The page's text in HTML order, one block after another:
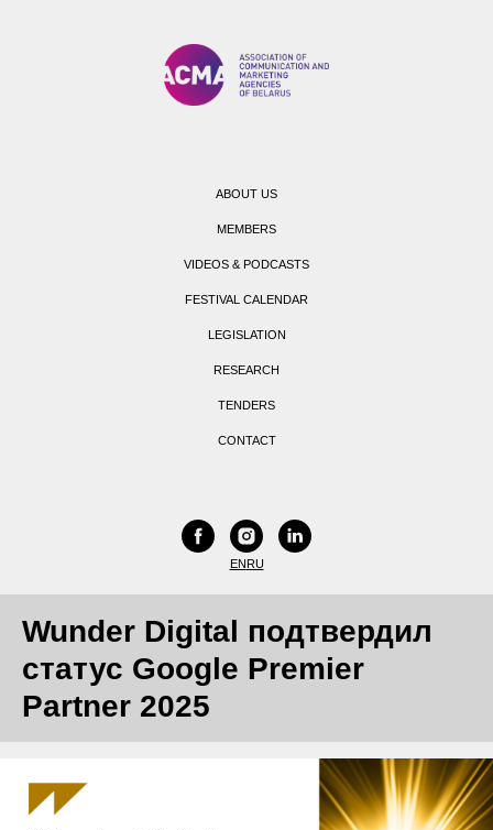
ABOUT US
MEMBERS
VIDEOS & PODCASTS
FESTIVAL CALENDAR
LEGISLATION
RESEARCH
TENDERS
CONTACT
ENRU
Wunder Digital подтвердил
статус Google Premier
Partner 2025